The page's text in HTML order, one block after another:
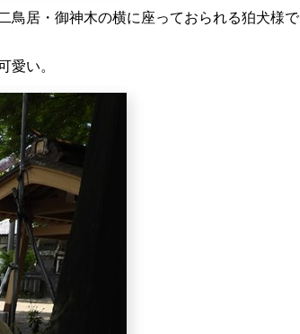
鳥居・御神木の横に座っておられる狛犬様で
愛い。